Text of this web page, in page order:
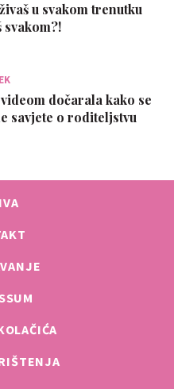
u svakom trenutku
svakom?!
dočarala kako se
savjete o roditeljstvu